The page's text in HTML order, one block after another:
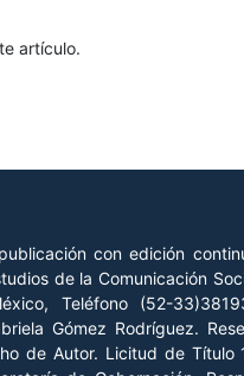
artículo.
con edición
de la Comunicación
Teléfono (52-
Gómez Rodríguez.
de Autor. Licitud de